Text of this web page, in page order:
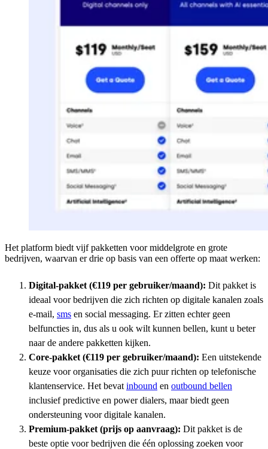
Het platform biedt vijf pakketten voor middelgrote en grote
bedrijven, waarvan er drie op basis van een offerte op maat werken:
Digital-pakket (€119 per gebruiker/maand): Dit pakket is
ideaal voor bedrijven die zich richten op digitale kanalen zoals
e-mail, sms en social messaging. Er zitten echter geen
belfuncties in, dus als u ook wilt kunnen bellen, kunt u beter
naar de andere pakketten kijken.
Core-pakket (€119 per gebruiker/maand): Een uitstekende
keuze voor organisaties die zich puur richten op telefonische
klantenservice. Het bevat inbound en outbound bellen
inclusief predictive en power dialers, maar biedt geen
ondersteuning voor digitale kanalen.
Premium-pakket (prijs op aanvraag): Dit pakket is de
beste optie voor bedrijven die één oplossing zoeken voor